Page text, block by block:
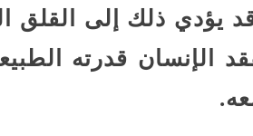
يؤدي ذلك إلى القلق
الإنسان قدرته